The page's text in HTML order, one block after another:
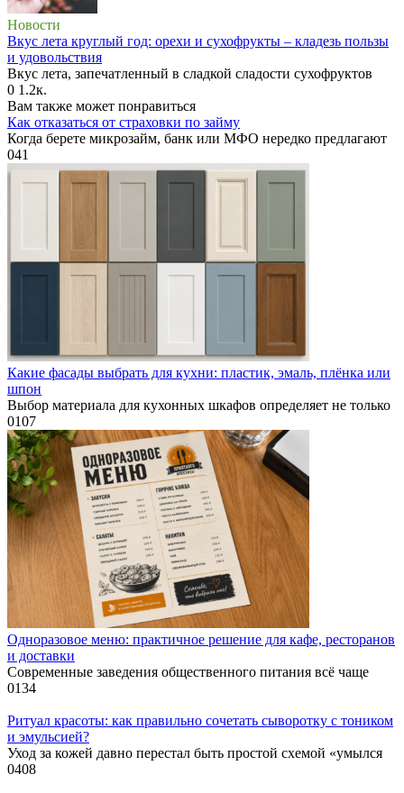
Новости
Вкус лета круглый год: орехи и сухофрукты – кладезь пользы
и удовольствия
Вкус лета, запечатленный в сладкой сладости сухофруктов
0 1.2к.
Вам также может понравиться
Как отказаться от страховки по займу
Когда берете микрозайм, банк или МФО нередко предлагают
041
Какие фасады выбрать для кухни: пластик, эмаль, плёнка или
шпон
Выбор материала для кухонных шкафов определяет не только
0107
Одноразовое меню: практичное решение для кафе, ресторанов
и доставки
Современные заведения общественного питания всё чаще
0134
Ритуал красоты: как правильно сочетать сыворотку с тоником
и эмульсией?
Уход за кожей давно перестал быть простой схемой «умылся
0408